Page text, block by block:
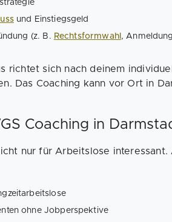
und Einstiegsgeld
(z. B. Rechtsformwahl ,
richtet sich nach deinem
Das Coaching kann vor Ort in
Coaching in
nur für Arbeitslose interessant.
ohne Jobperspektive